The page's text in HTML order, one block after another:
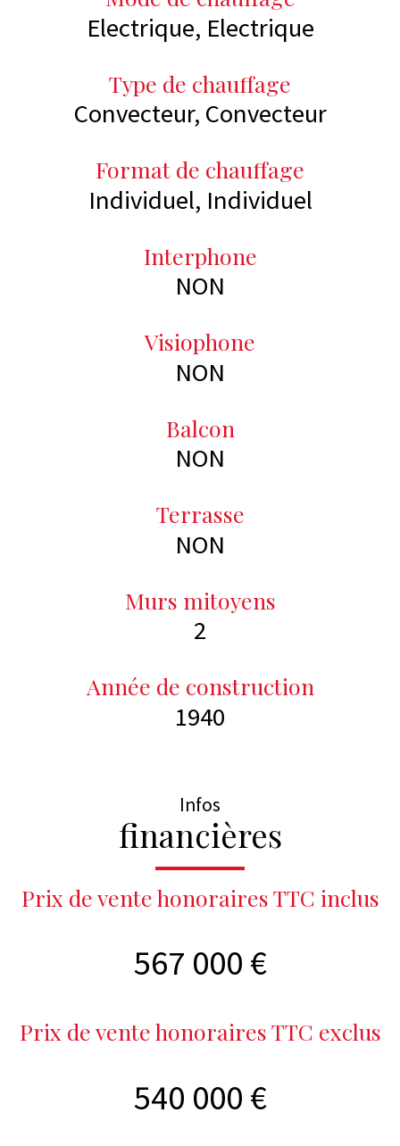
Electrique, Electrique
Type de chauffage
Convecteur, Convecteur
Format de chauffage
Individuel, Individuel
Interphone
NON
Visiophone
NON
Balcon
NON
Terrasse
NON
Murs mitoyens
2
Année de construction
1940
Infos
financières
Prix de vente honoraires TTC inclus
567 000 €
Prix de vente honoraires TTC exclus
540 000 €